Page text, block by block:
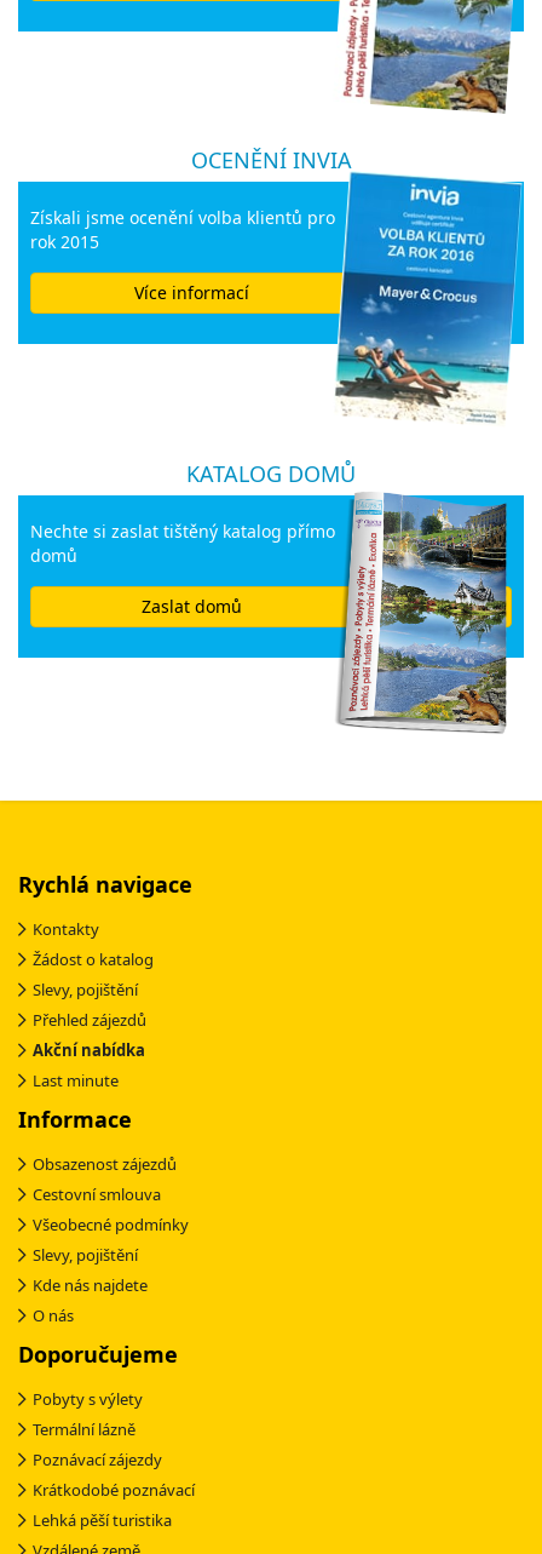
OCENĚNÍ INVIA
Získali jsme ocenění volba klientů pro
rok 2015
Více informací
KATALOG DOMŮ
Nechte si zaslat tištěný katalog přímo
domů
Zaslat domů
Rychlá navigace
Kontakty
Žádost o katalog
Slevy, pojištění
Přehled zájezdů
Akční nabídka
Last minute
Informace
Obsazenost zájezdů
Cestovní smlouva
Všeobecné podmínky
Slevy, pojištění
Kde nás najdete
O nás
Doporučujeme
Pobyty s výlety
Termální lázně
Poznávací zájezdy
Krátkodobé poznávací
Lehká pěší turistika